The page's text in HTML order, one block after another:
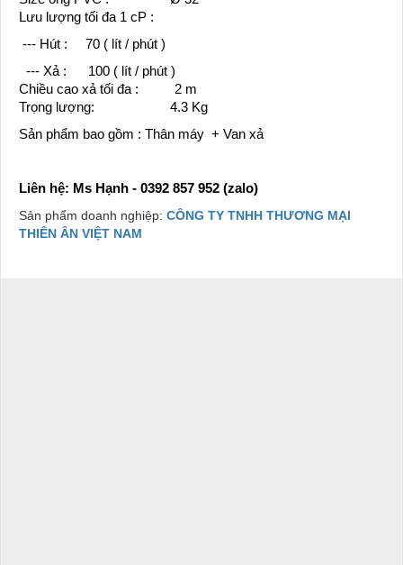
Lưu lượng tối đa 1 cP :
--- Hút : 70 ( lít / phút )
--- Xả : 100 ( lít / phút )
Chiều cao xả tối đa : 2 m
Trọng lượng: 4.3 Kg
Sản phẩm bao gồm : Thân máy + Van xả
Liên hệ: Ms Hạnh - 0392 857 952 (zalo)
Sản phẩm doanh nghiệp: CÔNG TY TNHH THƯƠNG MẠI
THIÊN ÂN VIỆT NAM